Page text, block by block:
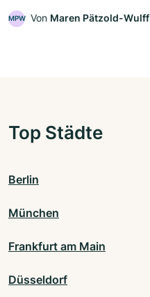
MPW Von Maren Pätzold-Wulff
Top Städte
Berlin
München
Frankfurt am Main
Düsseldorf